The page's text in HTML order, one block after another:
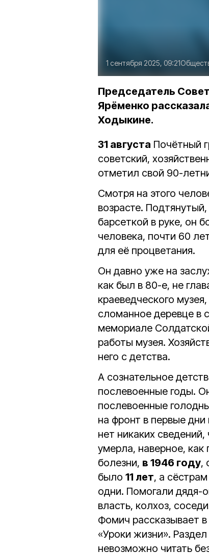
1 сентября 2025, 09:21
Председатель
Ярёменко
Ходыкине.
31 августа Почётный
советский,
отметил свой 90-
Смотря на этого
возрасте.
барсеткой в руке, он
человека, почти 60
для её процветания.
Он давно уже на
как был в 80-е, не
краеведческого
сломанное деревце в
мемориале
работы музея.
него с детства.
А сознательное
послевоенные годы.
послевоенные
на фронт в первые дни
нет никаких
умерла, наверное,
болезни, в 1946 году,
было 11 лет, а сёстрам
одни. Помогали дядя-
власть, колхоз,
Фомич рассказывает
«Уроки жизни».
невозможно читать